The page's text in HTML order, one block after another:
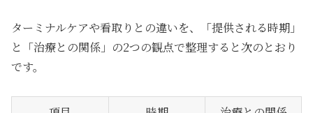
ターミナルケアや看取りとの違いを、「提供される時期」
と「治療との関係」の2つの観点で整理すると次のとおり
です。